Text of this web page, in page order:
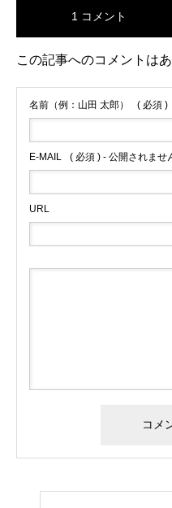
1 コメント
この記事へのコメントはあ
名前（例：山田 太郎） ( 必須 )
E-MAIL ( 必須 ) - 公開されませ
URL